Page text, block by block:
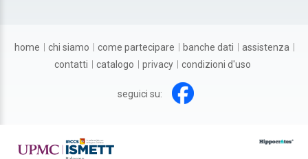
home chi siamo come partecipare banche dati
assistenza
contatti
catalogo privacy condizioni d'uso
seguici su: